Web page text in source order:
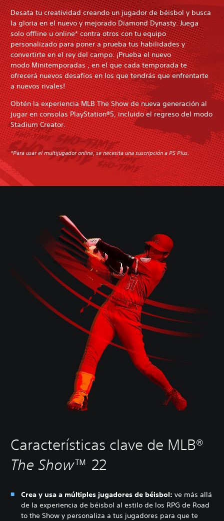
Desata tu creatividad creando un jugador de béisbol y busca
la gloria en el nuevo y mejorado Diamond Dynasty. Juega
solo offline u online* contra otros con tu equipo
personalizado para poner a prueba tus habilidades y
convertirte en el rey del campo. ¡Prueba el nuevo
modo Minitemporadas , en el que cada temporada te
ofrecerá nuevos desafíos en los que tendrás que enfrentarte
a nuevos rivales!
Obtén la experiencia MLB The Show de nueva generación al
jugar en consolas PlayStation®5, incluido el regreso del modo
Stadium Creator.
*Para usar el multijugador online, se necesita una suscripción a PS Plus.
Características clave de MLB®
The Show™ 22
Crea y usa a múltiples jugadores de béisbol: ve más allá
de la experiencia de béisbol al estilo de los RPG de Road
to the Show y personaliza a tus jugadores para que te